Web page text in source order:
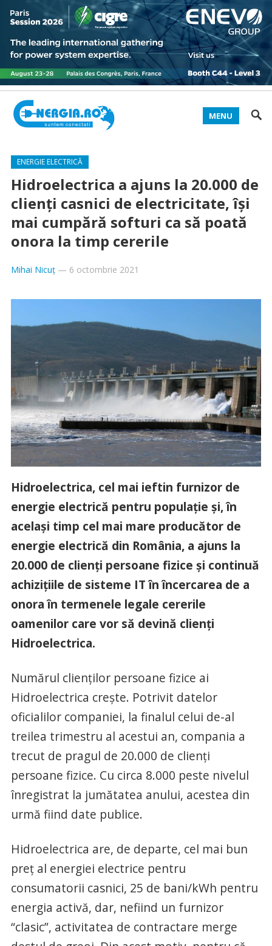
MENU
ENERGIE ELECTRICĂ
Hidroelectrica a ajuns la 20.000 de
clienți casnici de electricitate, își
mai cumpără softuri ca să poată
onora la timp cererile
Mihai Nicuț— 6 octombrie 2021
Hidroelectrica, cel mai ieftin furnizor de
energie electrică pentru populație și, în
același timp cel mai mare producător de
energie electrică din România, a ajuns la
20.000 de clienți persoane fizice și continuă
achizițiile de sisteme IT în încercarea de a
onora în termenele legale cererile
oamenilor care vor să devină clienți
Hidroelectrica.
Numărul clienților persoane fizice ai
Hidroelectrica crește. Potrivit datelor
oficialilor companiei, la finalul celui de-al
treilea trimestru al acestui an, compania a
trecut de pragul de 20.000 de clienți
persoane fizice. Cu circa 8.000 peste nivelul
înregistrat la jumătatea anului, acestea din
urmă fiind date publice.
Hidroelectrica are, de departe, cel mai bun
preț al energiei electrice pentru
consumatorii casnici, 25 de bani/kWh pentru
energia activă, dar, nefiind un furnizor
“clasic”, activitatea de contractare merge